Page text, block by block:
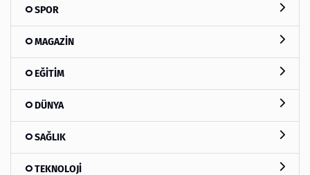
SPOR
MAGAZİN
EĞİTİM
DÜNYA
SAĞLIK
TEKNOLOJİ